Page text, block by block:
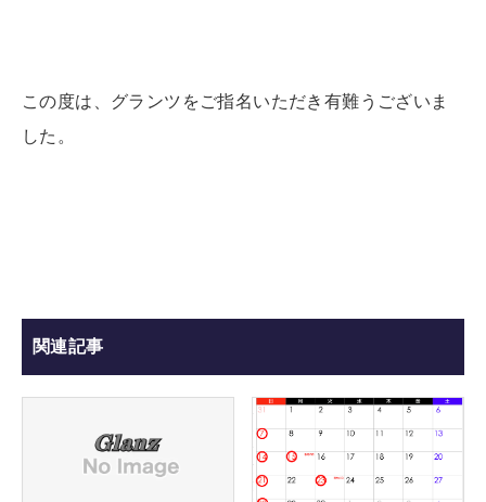
この度は、グランツをご指名いただき有難うございま
した。
関連記事